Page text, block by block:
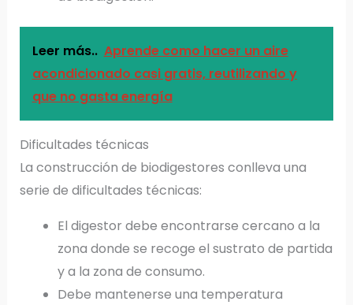
Leer más.. Aprende como hacer un aire
acondicionado casi gratis, reutilizando y
que no gasta energía
Dificultades técnicas
La construcción de biodigestores conlleva una
serie de dificultades técnicas:
El digestor debe encontrarse cercano a la
zona donde se recoge el sustrato de partida
y a la zona de consumo.
Debe mantenerse una temperatura